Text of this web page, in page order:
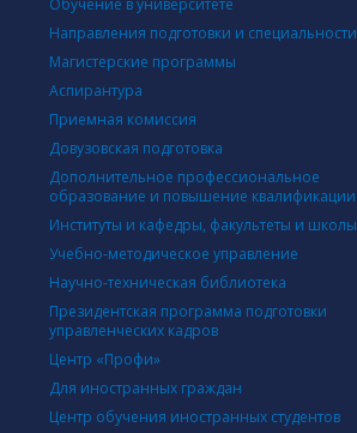
Обучение в университете
Направления подготовки и специальности
Магистерские программы
Аспирантура
Приемная комиссия
Довузовская подготовка
Дополнительное профессиональное
образование и повышение квалификации
Институты и кафедры, факультеты и школы
Учебно-методическое управление
Научно-техническая библиотека
Президентская программа подготовки
управленческих кадров
Центр «Профи»
Для иностранных граждан
Центр обучения иностранных студентов